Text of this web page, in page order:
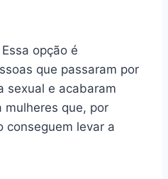
Essa opção é
que passaram por
sexual e acabaram
mulheres que, por
conseguem levar a